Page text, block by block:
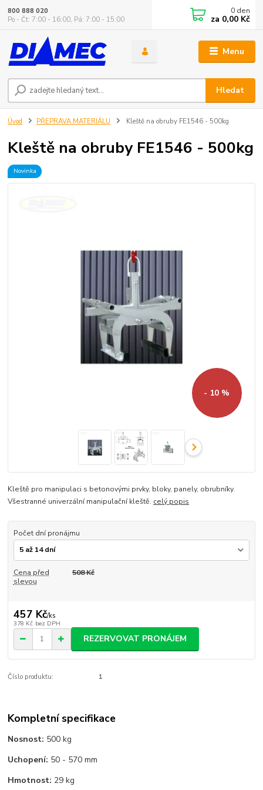
Menu
Hledat
800 888 020
Po - Čt: 7:00 - 16:00, Pá: 7:00 - 15:00
0 den
za 0,00 Kč
Úvod PŘEPRAVA MATERIÁLU Kleště na obruby FE1546 - 500kg
Kleště na obruby FE1546 - 500kg
Novinka
- 10 %
Kleště pro manipulaci s betonovými prvky, bloky, panely, obrubníky.
Všestranné univerzální manipulační kleště. celý popis
Počet dní pronájmu
Cena před
slevou
508 Kč
457 Kč/ks
378 Kč bez DPH
REZERVOVAT PRONÁJEM
Číslo produktu: 1
Kompletní specifikace
Nosnost: 500 kg
Uchopení: 50 - 570 mm
Hmotnost: 29 kg